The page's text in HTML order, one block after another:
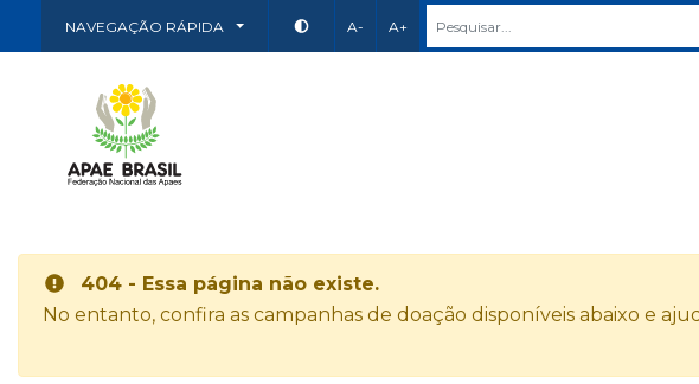
NAVEGAÇÃO RÁPIDA A- A+
404 - Essa página não existe.
No entanto, confira as campanhas de doação disponíveis abaixo e